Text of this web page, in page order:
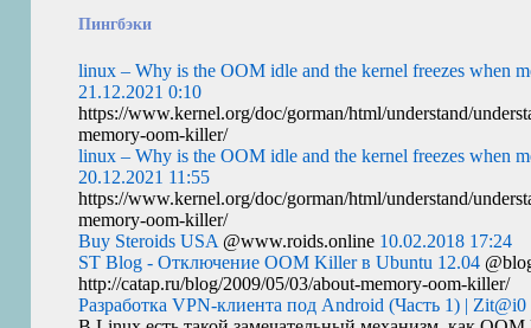
Пингбэки
linux – Why is the OOM idle and the kernel freezes when
21.12.2021 0:10
https://www.kernel.org/doc/gorman/html/understand/
memory-oom-killer/
linux – Why is the OOM idle and the kernel freezes when
20.12.2021 11:55
https://www.kernel.org/doc/gorman/html/understand/
memory-oom-killer/
Buy Steroids USA @www.roids.online 10.02.2018 17:24
ST Blog - Отключение OOM Killer в Ubuntu 12.04
http://catap.ru/blog/2009/05/03/about-memory-oom-killer/
Разработка VPN-клиента под Android (Часть 1) | Zit@i0